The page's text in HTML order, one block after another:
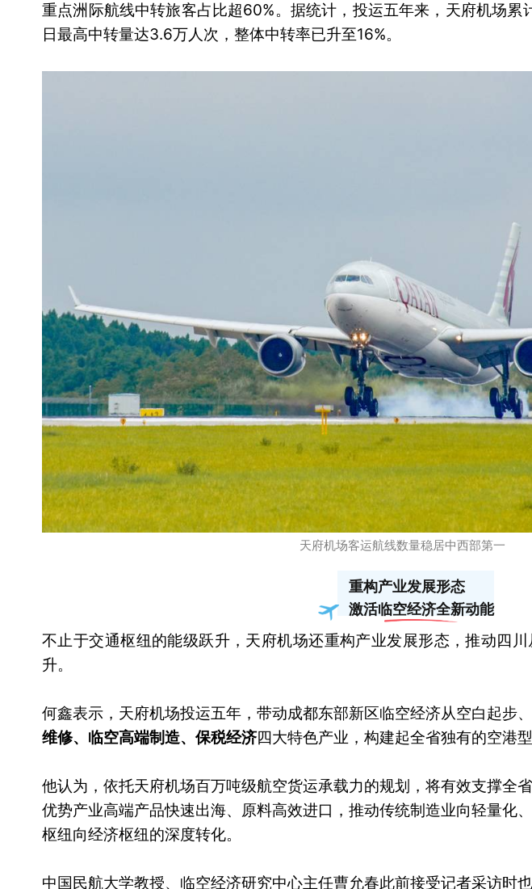
重点洲际航线中转旅客占比超60%。据统计，投运五年来，天府机场
日最高中转量达3.6万人次，整体中转率已升至16%。
天府机场客运航线数量稳居中西部第一
重构产业发展形态
激活临空经济全新动能
不止于交通枢纽的能级跃升，天府机场还重构产业发展形态，推动四
升。
何鑫表示，天府机场投运五年，带动成都东部新区临空经济从空白起步
维修、临空高端制造、保税经济四大特色产业，构建起全省独有的空港型
他认为，依托天府机场百万吨级航空货运承载力的规划，将有效支撑全
优势产业高端产品快速出海、原料高效进口，推动传统制造业向轻量化
枢纽向经济枢纽的深度转化。
中国民航大学教授、临空经济研究中心主任曹允春此前接受记者采访时